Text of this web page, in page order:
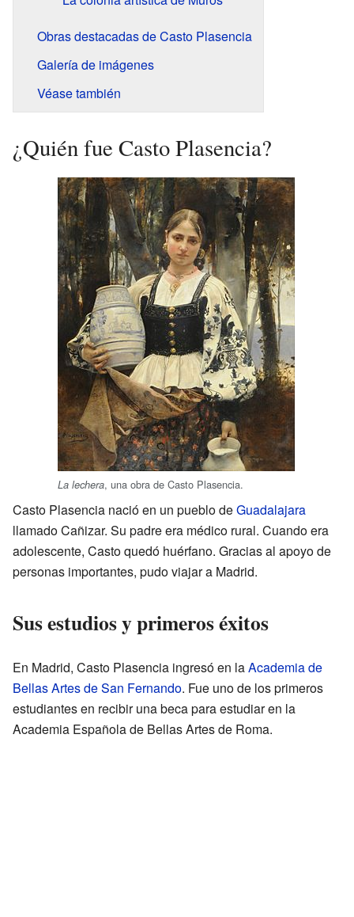
Obras destacadas de Casto Plasencia
Galería de imágenes
Véase también
¿Quién fue Casto Plasencia?
La lechera, una obra de Casto Plasencia.
Casto Plasencia nació en un pueblo deGuadalajara
llamado Cañizar. Su padre era médico rural. Cuando era
adolescente, Casto quedó huérfano. Gracias al apoyo de
personas importantes, pudo viajar a Madrid.
Sus estudios y primeros éxitos
En Madrid, Casto Plasencia ingresó en laAcademia de
Bellas Artes de San Fernando. Fue uno de los primeros
estudiantes en recibir una beca para estudiar en la
Academia Española de Bellas Artes de Roma.